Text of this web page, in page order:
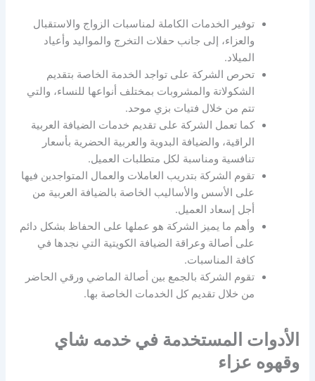
توفير الخدمات الكاملة لمناسبات الزواج والاستقبال
والعزاء، إلى جانب حفلات التخرج والمواليد وأعياد
الميلاد.
تحرص الشركة على تواجد الخدمة الخاصة بتقديم
الشكولاتة والمشروبات بمختلف أنواعها للنساء، والتي
تتم من خلال فتيات بزي موحد.
كما تعمل الشركة على تقديم خدمات الضيافة العربية
الراقية، والضيافة البدوية والعربية الحضرية بأسعار
تنافسية ومناسبة لكل متطلبات العميل.
تقوم الشركة بتدريب العاملات والعمال المتواجدين فيها
على الأسس والأساليب الخاصة بالضيافة العربية من
أجل إسعاد العميل.
وأهم ما يميز الشركة هو عملها على الحفاظ بشكل دائم
على أصالة وعراقة الضيافة الكويتية التي نجدها في
كافة المناسبات.
تقوم الشركة بالجمع بين أصالة الماضي ورقي الحاضر
من خلال تقديم كل الخدمات الخاصة بها.
الأدوات المستخدمة في خدمه شاي
وقهوه عزاء